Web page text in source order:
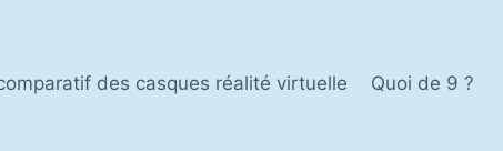
des casques réalité virtuelle Quoi de 9 ?